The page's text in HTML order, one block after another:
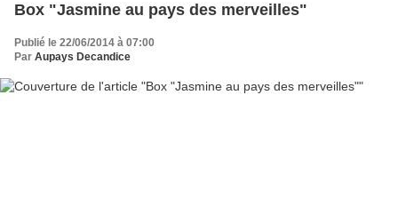
Box "Jasmine au pays des merveilles"
Publié le 22/06/2014 à 07:00
Par Aupays Decandice